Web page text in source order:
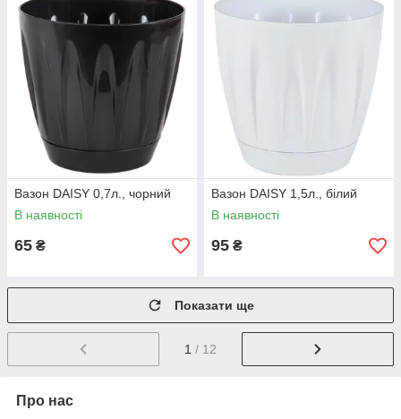
Вазон DAISY 0,7л., чорний
В наявності
65 ₴
Вазон DAISY 1,5л., білий
В наявності
95 ₴
Показати ще
1 / 12
Про нас